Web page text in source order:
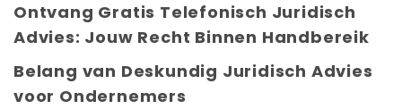
Ontvang Gratis Telefonisch Juridisch
Advies: Jouw Recht Binnen Handbereik
Belang van Deskundig Juridisch Advies
voor Ondernemers